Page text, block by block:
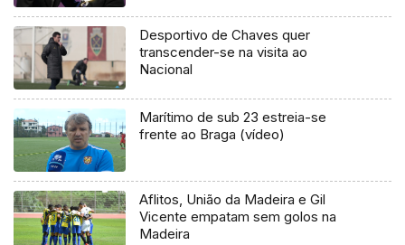
Desportivo de Chaves quer
transcender-se na visita ao
Nacional
Marítimo de sub 23 estreia-se
frente ao Braga (vídeo)
Aflitos, União da Madeira e Gil
Vicente empatam sem golos na
Madeira